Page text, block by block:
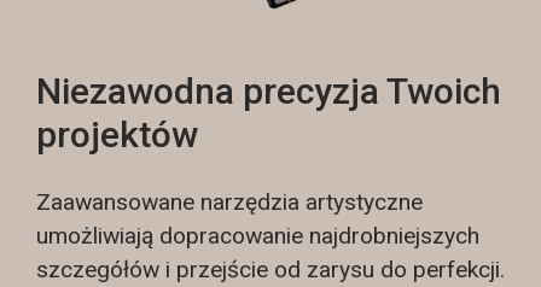
Niezawodna precyzja Twoich
projektów
Zaawansowane narzędzia artystyczne
umożliwiają dopracowanie najdrobniejszych
szczegółów i przejście od zarysu do perfekcji.